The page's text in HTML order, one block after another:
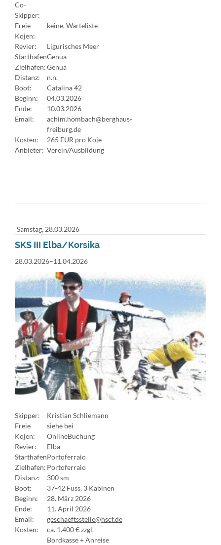
Co-
Skipper:
Freie
Kojen:
keine, Warteliste
Revier:
Ligurisches Meer
StarthafenGenua
Zielhafen:Genua
Distanz:
n.n.
Boot:
Catalina 42
Beginn:
04.03.2026
Ende:
10.03.2026
Email:
achim.hombach@berghaus-
freiburg.de
Kosten:
265 EUR pro Koje
Anbieter: Verein/Ausbildung
Samstag, 28.03.2026
SKS III Elba/Korsika
28.03.2026–11.04.2026
Skipper:
Kristian Schliemann
Freie
Kojen:
siehe bei
OnlineBuchung
Revier:
Elba
StarthafenPortoferraio
Zielhafen: Portoferraio
Distanz:
300 sm
Boot:
37-42 Fuss, 3 Kabinen
Beginn:
28. März 2026
Ende:
11. April 2026
Email:
geschaeftsstelle@hscf.de
Kosten:
ca. 1.400 € zzgl.
Bordkasse + Anreise